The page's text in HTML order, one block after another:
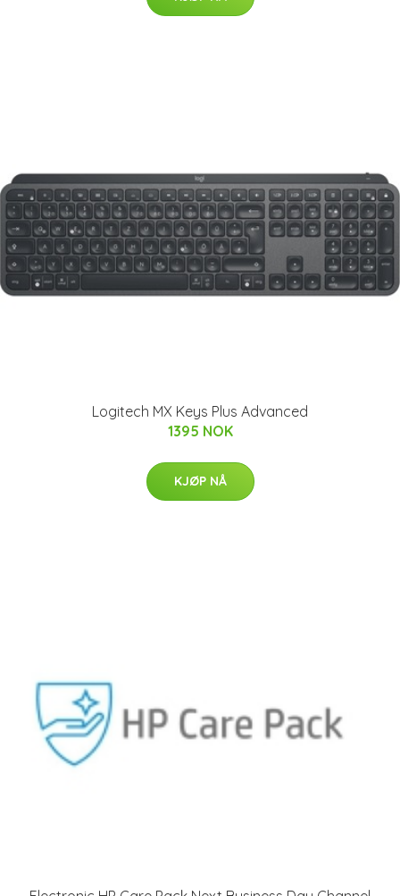
Logitech MX Keys Plus Advanced
1395 NOK
KJØP NÅ